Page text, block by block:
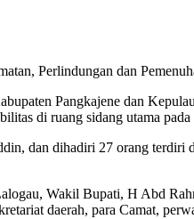
Perlindungan dan
Pangkajene dan
di ruang sidang utama
dan dihadiri 27 orang terdiri
Wakil Bupati, H Abd
daerah, para Camat,